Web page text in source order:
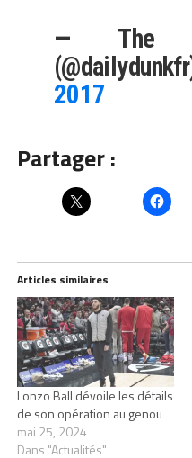
— The
2017
Partager :
Articles similaires
Lonzo Ball dévoile les détails
de son opération au genou
mai 25, 2024
Dans "Actualités"